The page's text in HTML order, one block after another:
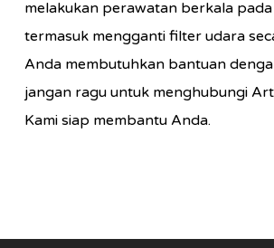
melakukan perawatan berkala
termasuk mengganti filter udara
Anda membutuhkan bantuan
jangan ragu untuk menghubungi
Kami siap membantu Anda.